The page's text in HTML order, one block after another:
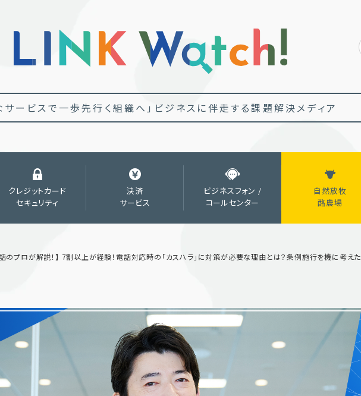
サービスで一歩先行く組織へ」 ビジネスに伴走する課題解決メディア
クレジットカード
セキュリティ
決済
サービス
ビジネスフォン /
コールセンター
自然放牧
酪農場
話のプロが解説！】 7割以上が経験！電話対応時の「カスハラ」に対策が必要な理由とは？条例施行を機に考えた